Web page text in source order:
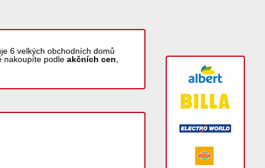
6 velkých obchodních domů
nakoupíte podle akčních cen